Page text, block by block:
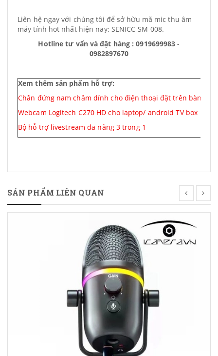
Liên hệ ngay với chúng tôi để sở hữu mã mic thu âm
máy tính hot nhất hiện nay: SENICC SM-008.
Hotline tư vấn và đặt hàng : 0919699983 -
0982897670
Xem thêm sản phẩm hỗ trợ:
Chân đứng nam châm dính cho điện thoại đặt trên bàn
Webcam Logitech C270 HD cho laptop/ android TV box
Bộ hỗ trợ livestream đa năng 3 trong 1
SẢN PHẨM LIÊN QUAN